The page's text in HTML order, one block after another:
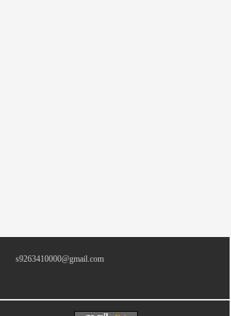
s9263410000@gmail.com